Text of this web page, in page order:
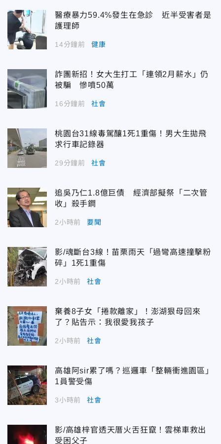
醫療暴力59.4%發生在急診 近半受害者是
護理師
14分鐘前 健康
詐團新招！女大生打工「連領2月薪水」仍
被騙 慘噴50萬
16分鐘前 社會
桃園台31線毒駕釀1死1重傷！男大生拋飛
求行車記錄器
29分鐘前 社會
追吳乃仁1.8億巨債 經濟部擬祭「二次管
收」殺手鐧
2小時前 要聞
影/魂斷台3線！苗栗雨天「過彎高速撞擊粉
碎」1死1重傷
2小時前 社會
棄養8子女「捲款離家」！澎湖狠母回來
了？貼告示：我很愛我孩子
2小時前 社會
高雄阿sir累了嗎？巡邏車「整輛衝進園區」
1員警受傷
3小時前 社會
影/高雄梓官透天厝火舌狂竄！雲梯車救出
受困父子